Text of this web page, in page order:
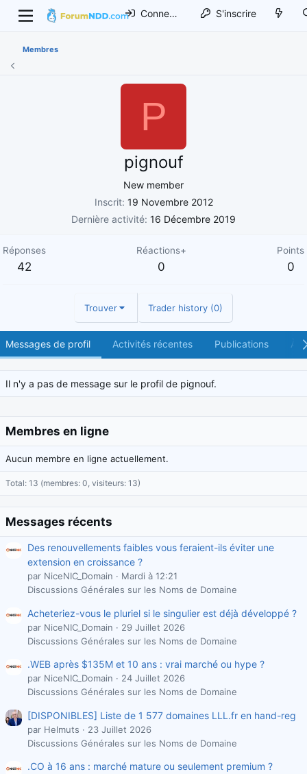
Connexion S'inscrire
Membres
P
pignouf
New member
Inscrit 19 Novembre 2012
Dernière activité 16 Décembre 2019
Réponses
42
Réactions+
0
Points
0
Trouver Trader history (0)
Messages de profil Activités récentes Publications À
Il n'y a pas de message sur le profil de pignouf.
Membres en ligne
Aucun membre en ligne actuellement.
Total: 13 (membres: 0, visiteurs: 13)
Messages récents
Des renouvellements faibles vous feraient-ils éviter une
extension en croissance ?
par NiceNIC_Domain
Mardi à 12:21
Discussions Générales sur les Noms de Domaine
Acheteriez-vous le pluriel si le singulier est déjà développé ?
par NiceNIC_Domain
29 Juillet 2026
Discussions Générales sur les Noms de Domaine
.WEB après $135M et 10 ans : vrai marché ou hype ?
par NiceNIC_Domain
24 Juillet 2026
Discussions Générales sur les Noms de Domaine
[DISPONIBLES] Liste de 1 577 domaines LLL.fr en hand-reg
par Helmuts
23 Juillet 2026
Discussions Générales sur les Noms de Domaine
.CO à 16 ans : marché mature ou seulement premium ?